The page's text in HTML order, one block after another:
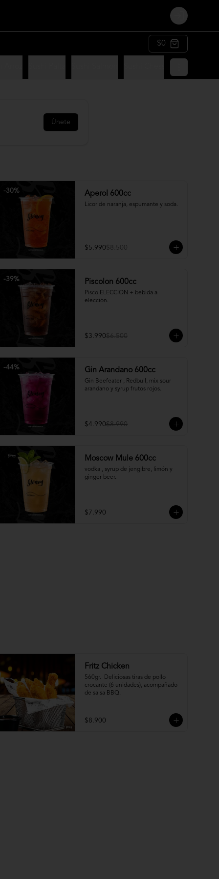
Login
$0
Únete
-30% Aperol 600cc
Licor de naranja, espumante y soda.
$5.990$8.500
-39% Piscolon 600cc
Pisco ELECCION + bebida a
elección.
$3.990$6.500
-44% Gin Arandano 600cc
Gin Beefeater , Redbull, mix sour
arandano y syrup frutos rojos.
$4.990$8.990
Moscow Mule 600cc
vodka , syrup de jengibre, limón y
ginger beer.
$7.990
Fritz Chicken
560gr.  Deliciosas tiras de pollo
crocante (6 unidades), acompañado
de salsa BBQ.
$8.900